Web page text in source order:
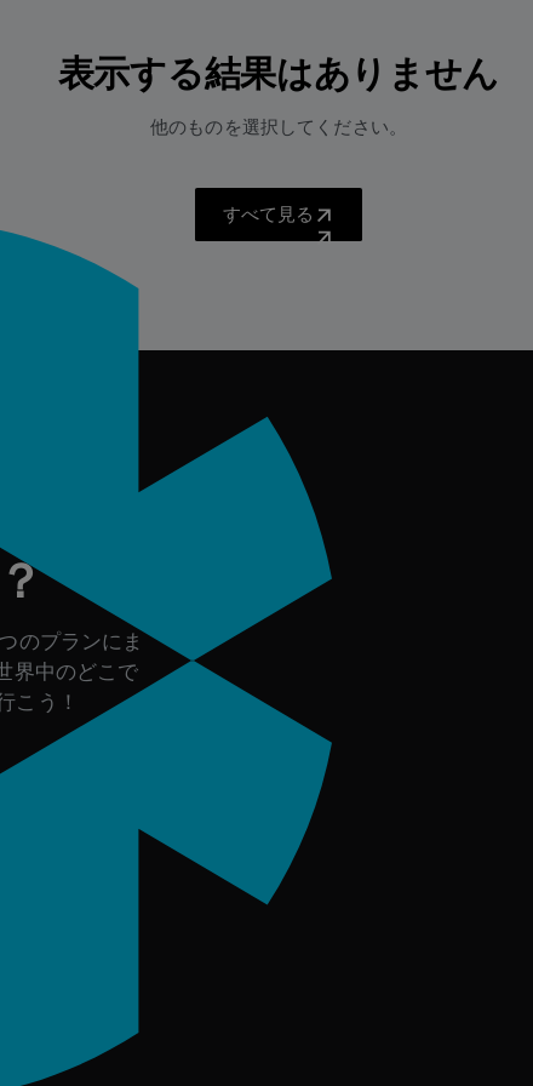
表示する結果はありません
他のものを選択してください。
すべて見る
すべて見る
する
のプランにま
界中のどこで
こう！